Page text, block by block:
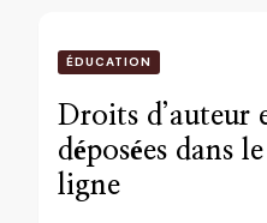
ÉDUCATION
Droits d’auteur
déposées dans
ligne